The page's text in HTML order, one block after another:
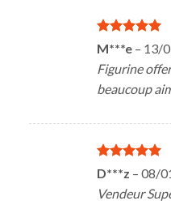
Note5
sur
5
M***e – 13/
Figurine
beaucoup
Note5
sur
5
D***z – 08/
Vendeur